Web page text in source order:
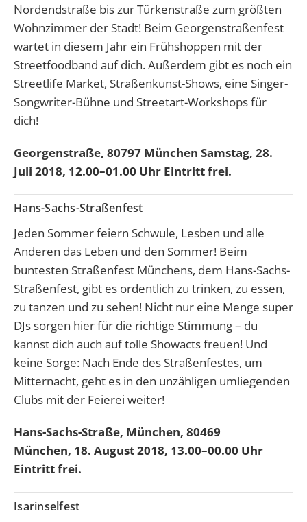
Nordendstraße bis zur Türkenstraße zum größten
Wohnzimmer der Stadt! Beim Georgenstraßenfest
wartet in diesem Jahr ein Frühshoppen mit der
Streetfoodband auf dich. Außerdem gibt es noch ein
Streetlife Market, Straßenkunst-Shows, eine Singer-
Songwriter-Bühne und Streetart-Workshops für
dich!
Georgenstraße, 80797 München Samstag, 28.
Juli 2018, 12.00–01.00 Uhr Eintritt frei.
Hans-Sachs-Straßenfest
Jeden Sommer feiern Schwule, Lesben und alle
Anderen das Leben und den Sommer! Beim
buntesten Straßenfest Münchens, dem Hans-Sachs-
Straßenfest, gibt es ordentlich zu trinken, zu essen,
zu tanzen und zu sehen! Nicht nur eine Menge super
DJs sorgen hier für die richtige Stimmung – du
kannst dich auch auf tolle Showacts freuen! Und
keine Sorge: Nach Ende des Straßenfestes, um
Mitternacht, geht es in den unzähligen umliegenden
Clubs mit der Feierei weiter!
Hans-Sachs-Straße, München, 80469
München, 18. August 2018, 13.00–00.00 Uhr
Eintritt frei.
Isarinselfest